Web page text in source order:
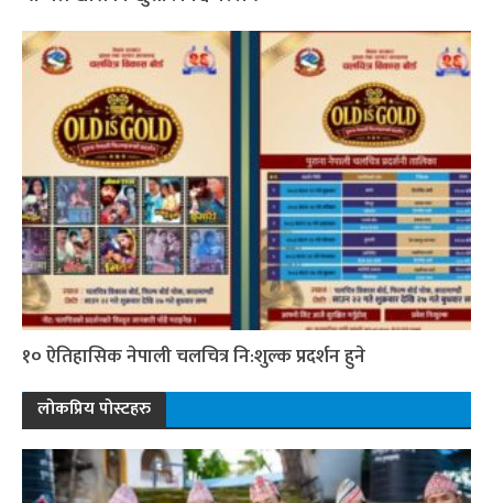
१० ऐतिहासिक नेपाली चलचित्र नि:शुल्क प्रदर्शन हुने
लोकप्रिय पोस्टहरु